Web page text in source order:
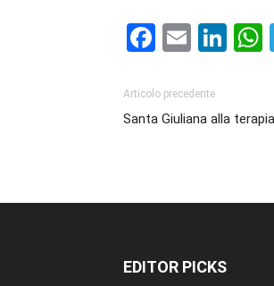
Email
Articolo precedente
Santa Giuliana alla
EDITOR PICKS